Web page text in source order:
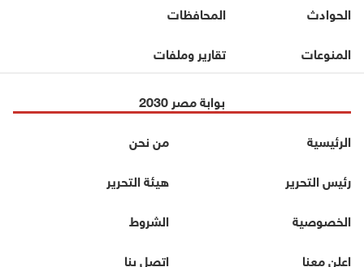
الحوادث
المحافظات
المنوعات
تقارير وملفات
بوابة مصر 2030
الرئيسية
من نحن
رئيس التحرير
هيئة التحرير
الخصوصية
الشروط
اعلن معنا
اتصل بنا